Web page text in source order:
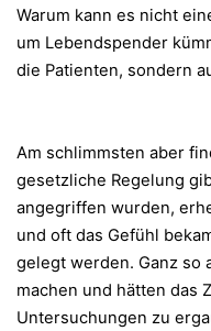
Warum kann es nicht
um Lebendspender
die Patienten, sondern
Am schlimmsten aber
gesetzliche Regelung
angegriffen wurden,
und oft das Gefühl
gelegt werden. Ganz so
machen und hätten das
Untersuchungen zu